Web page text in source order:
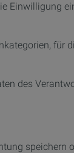
Einwilligung
für
des
speichern